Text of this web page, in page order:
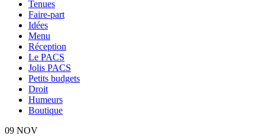
Tenues
Faire-part
Idées
Menu
Réception
Le PACS
Jolis PACS
Petits budgets
Droit
Humeurs
Boutique
09 NOV